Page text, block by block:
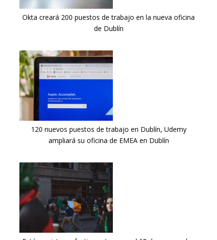
Okta creará 200 puestos de trabajo en la nueva oficina
de Dublín
120 nuevos puestos de trabajo en Dublín, Udemy
ampliará su oficina de EMEA en Dublín